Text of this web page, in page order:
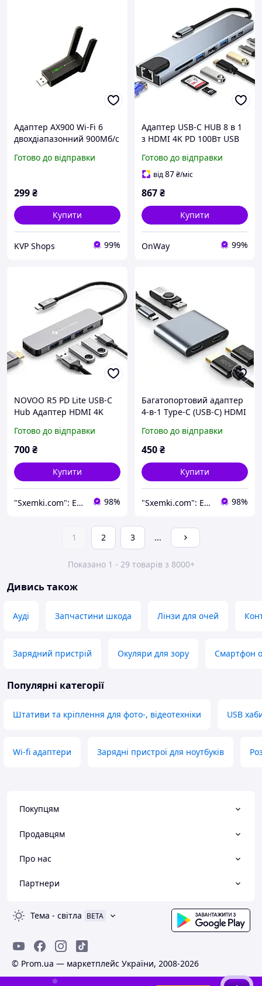
Адаптер AX900 Wi-Fi 6
двохдіапазонний 900Мб/с
та ноутбука до WIFI 5G
Готово до відправки
299₴
Купити
KVP Shops 99%
Адаптер USB-C HUB 8 в 1
з HDMI 4K PD 100Вт USB
MicroSD сріблястий
Готово до відправки
від87₴/міс
867₴
Купити
OnWay 99%
NOVOO R5 PD Lite USB-C
Hub Адаптер HDMI 4K
4K HDMI PD 100Вт 3
порти USB 3.0
Готово до відправки
700₴
Купити
"Sxemki.com": Електроніка, схеми, модулі! 98%
Багатопортовий адаптер
4-в-1 Type-C (USB-C) HDMI
Delivery (Silver/Gray)
Готово до відправки
450₴
Купити
"Sxemki.com": Електроніка, схеми, модулі! 98%
1 2 3 ...
Показано 1 - 29 товарів з 8000+
Дивись також
Ауді Запчастини шкода Лінзи для очей
Зарядний пристрій Окуляри для зору Смартфон
Популярні категорії
Штативи та кріплення для фото-, відеотехніки USB
Wi-fi адаптери Зарядні пристрої для ноутбуків
Покупцям
Продавцям
Про нас
Партнери
Тема - світла BETA
© Prom.ua — маркетплейс України, 2008-2026